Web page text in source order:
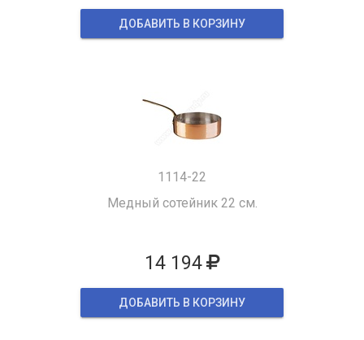
ДОБАВИТЬ В КОРЗИНУ
1114-22
Медный сотейник 22 см.
14 194
ДОБАВИТЬ В КОРЗИНУ